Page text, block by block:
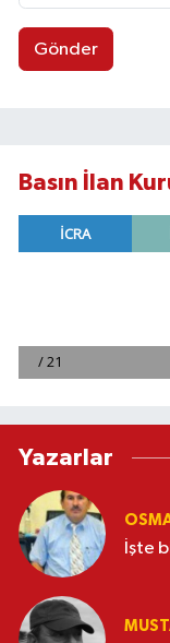
Gönder
Basın İlan
Yazarlar
İşte